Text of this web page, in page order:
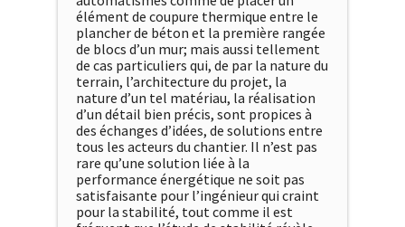
élément de coupure thermique entre le
plancher de béton et la première rangée
de blocs d’un mur; mais aussi tellement
de cas particuliers qui, de par la nature du
terrain, l’architecture du projet, la
nature d’un tel matériau, la réalisation
d’un détail bien précis, sont propices à
des échanges d’idées, de solutions entre
tous les acteurs du chantier. Il n’est pas
rare qu’une solution liée à la
performance énergétique ne soit pas
satisfaisante pour l’ingénieur qui craint
pour la stabilité, tout comme il est